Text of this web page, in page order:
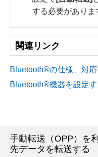
する必要がありま
関連リンク
Bluetooth®の仕様、対
Bluetooth®機器を設定す
手動転送（OPP）を
先データを転送する